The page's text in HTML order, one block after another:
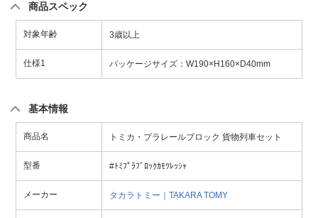
商品スペック
対象年齢 3歳以上
仕様1 パッケージサイズ：W190×H160×D40mm
基本情報
商品名 トミカ・プラレールブロック 貨物列車セット
型番 #ﾄﾐﾌﾟﾗﾌﾞﾛｯｸｶﾓﾂﾚｯｼｬ
メーカー タカラトミー｜TAKARA TOMY